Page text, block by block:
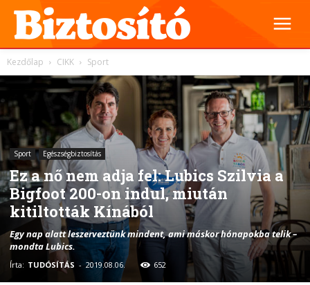
Kezdőlap CIKK Sport
Sport Egészségbiztosítás
Ez a nő nem adja fel: Lubics Szilvia a
Bigfoot 200-on indul, miután
kitiltották Kínából
Egy nap alatt leszerveztünk mindent, ami máskor hónapokba telik –
mondta Lubics.
Írta: TUDÓSÍTÁS - 2019.08.06. 652